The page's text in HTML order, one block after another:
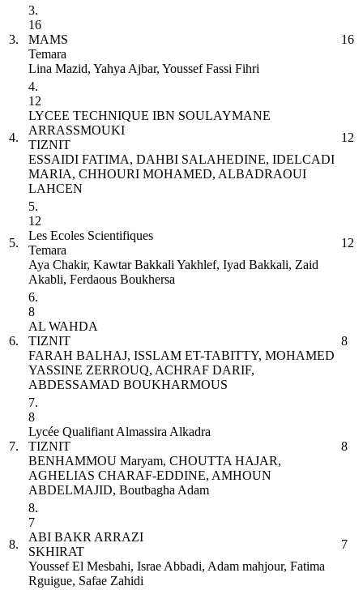
3.
3.
16
MAMS
Temara
Lina Mazid, Yahya Ajbar, Youssef Fassi Fihri
16
4.
4.
12
LYCEE TECHNIQUE IBN SOULAYMANE
ARRASSMOUKI
TIZNIT
ESSAIDI FATIMA, DAHBI SALAHEDINE, IDELCADI
MARIA, CHHOURI MOHAMED, ALBADRAOUI
LAHCEN
12
5.
5.
12
Les Ecoles Scientifiques
Temara
Aya Chakir, Kawtar Bakkali Yakhlef, Iyad Bakkali, Zaid
Akabli, Ferdaous Boukhersa
12
6.
6.
8
AL WAHDA
TIZNIT
FARAH BALHAJ, ISSLAM ET-TABITTY, MOHAMED
YASSINE ZERROUQ, ACHRAF DARIF,
ABDESSAMAD BOUKHARMOUS
8
7.
7.
8
Lycée Qualifiant Almassira Alkadra
TIZNIT
BENHAMMOU Maryam, CHOUTTA HAJAR,
AGHELIAS CHARAF-EDDINE, AMHOUN
ABDELMAJID, Boutbagha Adam
8
8.
8.
7
ABI BAKR ARRAZI
SKHIRAT
Youssef El Mesbahi, Israe Abbadi, Adam mahjour, Fatima
Rguigue, Safae Zahidi
7